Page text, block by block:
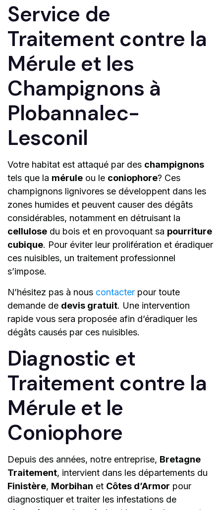
Service de
Traitement contre la
Mérule et les
Champignons à
Plobannalec-
Lesconil
Votre habitat est attaqué par des champignons
tels que la mérule ou le coniophore? Ces
champignons lignivores se développent dans les
zones humides et peuvent causer des dégâts
considérables, notamment en détruisant la
cellulose du bois et en provoquant sa pourriture
cubique. Pour éviter leur prolifération et éradiquer
ces nuisibles, un traitement professionnel
s’impose.
N’hésitez pas à nous contacter pour toute
demande de devis gratuit. Une intervention
rapide vous sera proposée afin d’éradiquer les
dégâts causés par ces nuisibles.
Diagnostic et
Traitement contre la
Mérule et le
Coniophore
Depuis des années, notre entreprise, Bretagne
Traitement, intervient dans les départements du
Finistère, Morbihan et Côtes d’Armor pour
diagnostiquer et traiter les infestations de